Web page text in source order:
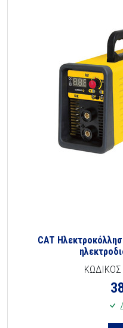
CAT
ΚΩΔΙΚΟΣ